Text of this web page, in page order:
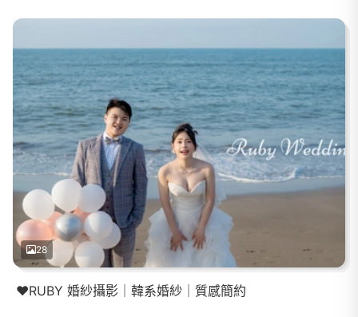
28
❤️RUBY 婚紗攝影｜韓系婚紗｜質感簡約